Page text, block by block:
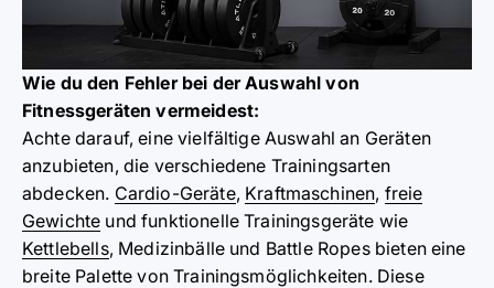
Wie du den Fehler bei der Auswahl von
Fitnessgeräten vermeidest:
Achte darauf, eine vielfältige Auswahl an Geräten
anzubieten, die verschiedene Trainingsarten
abdecken. Cardio-Geräte, Kraftmaschinen, freie
Gewichte und funktionelle Trainingsgeräte wie
Kettlebells, Medizinbälle und Battle Ropes bieten eine
breite Palette von Trainingsmöglichkeiten. Diese